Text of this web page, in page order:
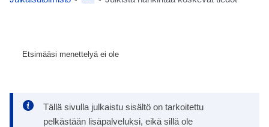
Etsimääsi menettelyä ei ole
Tällä sivulla julkaistu sisältö on tarkoitettu
pelkästään lisäpalveluksi, eikä sillä ole